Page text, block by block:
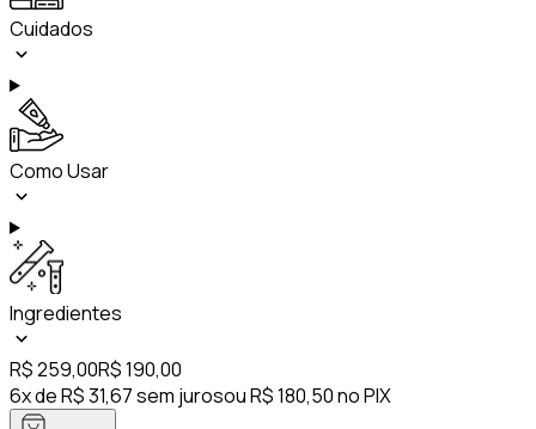
Cuidados
Como Usar
Ingredientes
R$ 259,00R$ 190,00
6x de R$ 31,67 sem jurosou R$ 180,50 no PIX